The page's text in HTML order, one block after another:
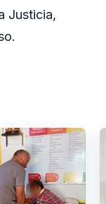
Justicia,